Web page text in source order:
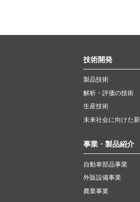
技術開発
製品技術
解析・評価の技術
生産技術
未来社会に向けた
事業・製品紹介
自動車部品事業
外販設備事業
農業事業